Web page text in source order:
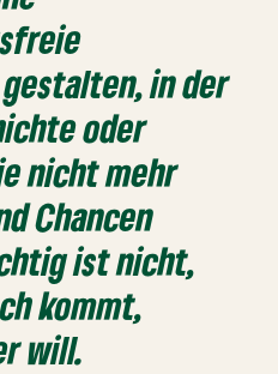
in der
oder
nicht mehr
Chancen
ist nicht,
kommt,
will.